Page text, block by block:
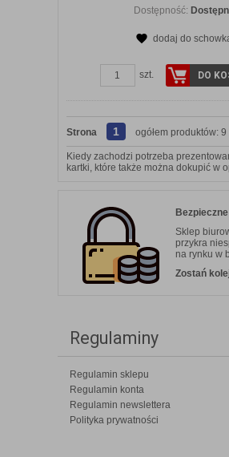
Dostępność:
dodaj do
szt. DO
Strona 1 ogółem produktów: 9
Kiedy zachodzi potrzeba
kartki, które także można dokupić w
Sklep
przykra
na rynku w
Zostań
Regulaminy
Regulamin sklepu
Regulamin konta
Regulamin newslettera
Polityka prywatności